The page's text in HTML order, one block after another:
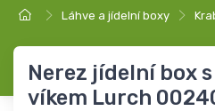
Láhve a jídelní boxy
Nerez jídelní box
víkem Lurch